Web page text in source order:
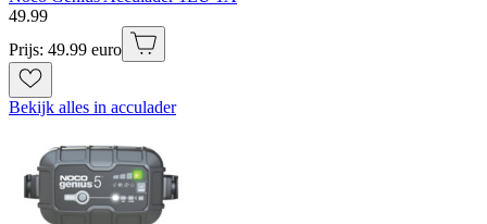
49.99
Prijs: 49.99 euro
Bekijk alles in acculader